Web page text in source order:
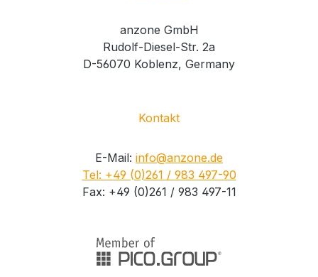
anzone GmbH
Rudolf-Diesel-Str. 2a
D-56070 Koblenz, Germany
Kontakt
E-Mail: info@anzone.de
Tel: +49 (0)261 / 983 497-90
Fax: +49 (0)261 / 983 497-11